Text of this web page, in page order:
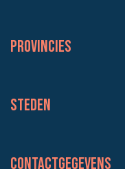
Provincies
Steden
Contactgegevens